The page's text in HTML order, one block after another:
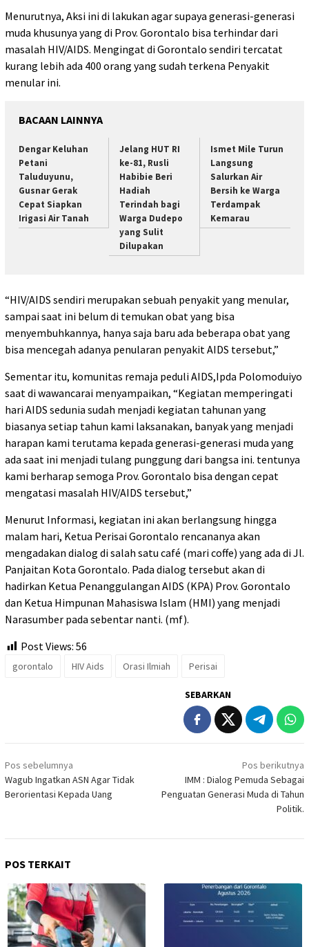
Menurutnya, Aksi ini di lakukan agar supaya generasi-generasi
muda khusunya yang di Prov. Gorontalo bisa terhindar dari
masalah HIV/AIDS. Mengingat di Gorontalo sendiri tercatat
kurang lebih ada 400 orang yang sudah terkena Penyakit
menular ini.
BACAAN LAINNYA
Dengar Keluhan
Petani
Taluduyunu,
Gusnar Gerak
Cepat Siapkan
Irigasi Air Tanah
Jelang HUT RI
ke-81, Rusli
Habibie Beri
Hadiah
Terindah bagi
Warga Dudepo
yang Sulit
Dilupakan
Ismet Mile Turun
Langsung
Salurkan Air
Bersih ke Warga
Terdampak
Kemarau
“HIV/AIDS sendiri merupakan sebuah penyakit yang menular,
sampai saat ini belum di temukan obat yang bisa
menyembuhkannya, hanya saja baru ada beberapa obat yang
bisa mencegah adanya penularan penyakit AIDS tersebut,”
Sementar itu, komunitas remaja peduli AIDS,Ipda Polomoduiyo
saat di wawancarai menyampaikan, “Kegiatan memperingati
hari AIDS sedunia sudah menjadi kegiatan tahunan yang
biasanya setiap tahun kami laksanakan, banyak yang menjadi
harapan kami terutama kepada generasi-generasi muda yang
ada saat ini menjadi tulang punggung dari bangsa ini. tentunya
kami berharap semoga Prov. Gorontalo bisa dengan cepat
mengatasi masalah HIV/AIDS tersebut,”
Menurut Informasi, kegiatan ini akan berlangsung hingga
malam hari, Ketua Perisai Gorontalo rencananya akan
mengadakan dialog di salah satu café (mari coffe) yang ada di Jl.
Panjaitan Kota Gorontalo. Pada dialog tersebut akan di
hadirkan Ketua Penanggulangan AIDS (KPA) Prov. Gorontalo
dan Ketua Himpunan Mahasiswa Islam (HMI) yang menjadi
Narasumber pada sebentar nanti. (mf).
Post Views: 56
gorontalo HIV Aids Orasi Ilmiah Perisai
SEBARKAN
Navigasi
pos
Pos sebelumnya
Wagub Ingatkan ASN Agar Tidak
Berorientasi Kepada Uang
Pos berikutnya
IMM : Dialog Pemuda Sebagai
Penguatan Generasi Muda di Tahun
Politik.
POS TERKAIT